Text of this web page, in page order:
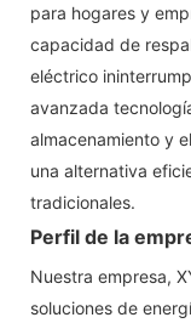
para hogares y
capacidad de
eléctrico
avanzada
almacenamiento y
una alternativa
tradicionales.
Perfil de la
Nuestra empresa,
soluciones de